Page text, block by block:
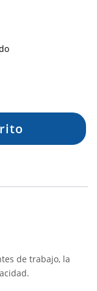
de trabajo, la